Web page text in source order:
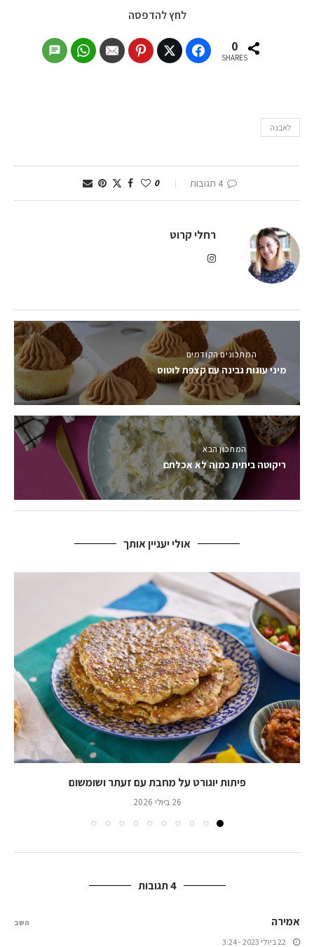
לחץ להדפסה
0
SHARES
לאבנה
4 תגובות 0
רחלי קרוט
המתכונים הקודמים
מיני עוגות גבינה עם קצפת לוטוס
המתכון הבא
ריקוטה ביתית כמוה לא אכלתם
אולי יעניין אותך
פיתות יוגורט על מחבת עם זעתר ושומשום
26 ביולי 2026
4 תגובות
אמירה
22 ביולי 2023 - 3:24
השב